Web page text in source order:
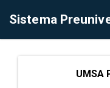
Sistema
UMSA